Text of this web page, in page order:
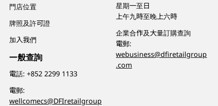
門店位置
牌照及許可證
加入我們
一般查詢
電話:+852 2299 1133
電郵:
wellcomecs@DFIretailgroup
星期一至日
上午九時至晚上六時
企業合作及大量訂購查詢
電郵:
webusiness@dfiretailgroup
.com